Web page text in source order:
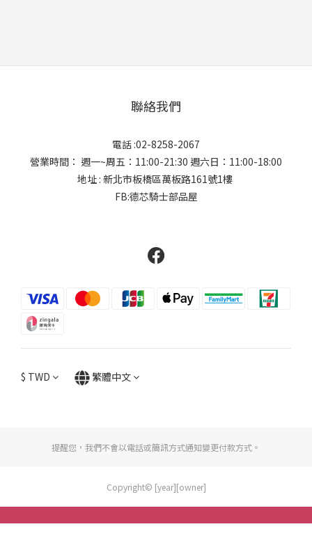
聯絡我們
電話 :02-8258-2067
營業時間： 週一~周五：11:00-21:30 週六日：11:00-18:00
地址 : 新北市板橋區萬板路161號1樓
FB:德芯騎士部品屋
$ TWD 繁體中文
提醒您，我們不會以電話或簡訊方式通知變更付款方式。
Copyright© [year][owner]